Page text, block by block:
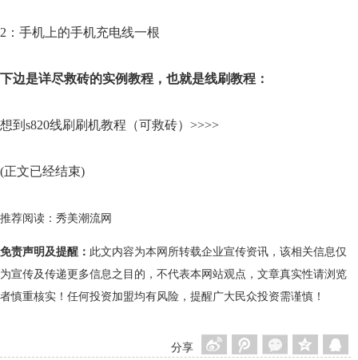
2：手机上的手机充电线一根
下边是详尽救砖的实例教程，也就是线刷教程：
想到s820线刷刷机教程（可救砖）>>>>
(正文已经结束)
推荐阅读： 秀美潮流网
免责声明及提醒： 此文内容为本网所转载企业宣传资讯，该相关信息仅
为宣传及传递更多信息之目的，不代表本网站观点，文章真实性请浏览
者慎重核实！任何投资加盟均有风险，提醒广大民众投资需谨慎！
分享